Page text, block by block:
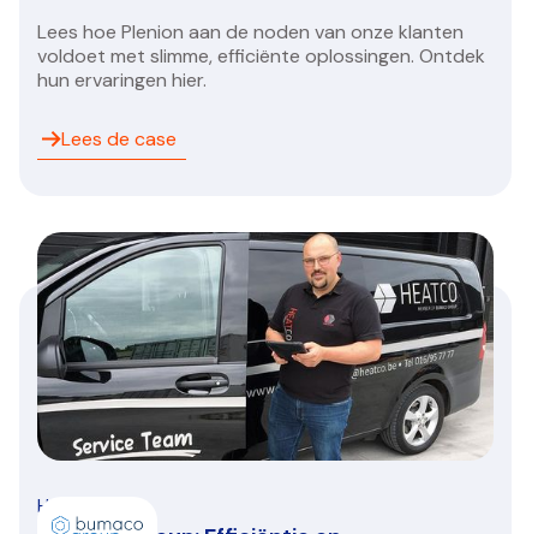
Lees hoe Plenion aan de noden van onze klanten
voldoet met slimme, efficiënte oplossingen. Ontdek
hun ervaringen hier.
Lees de case
HVAC/R